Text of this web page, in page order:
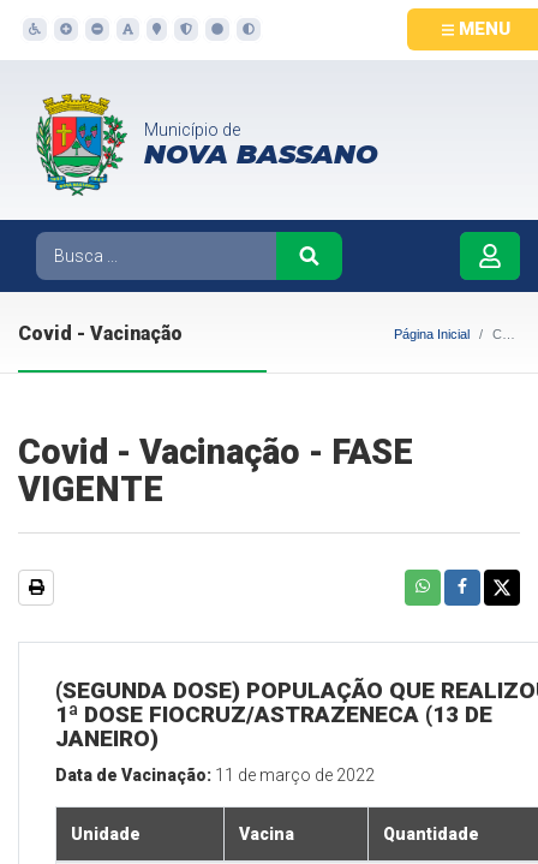
MENU
Município de
NOVA BASSANO
Covid - Vacinação Página Inicial Covid - Vacinação
Covid - Vacinação - FASE
VIGENTE
(SEGUNDA DOSE) POPULAÇÃO QUE
1ª DOSE FIOCRUZ/ASTRAZENECA (13 DE
JANEIRO)
Data de Vacinação: 11 de março de 2022
Unidade Vacina Quantidade